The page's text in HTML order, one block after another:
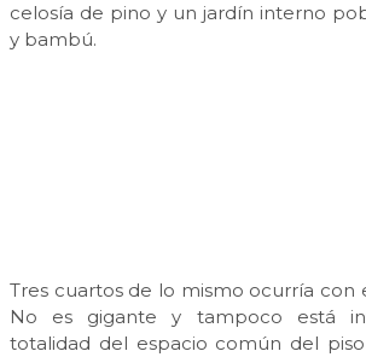
celosía de pino y un jardín interno
y bambú.
Tres cuartos de lo mismo ocurría con
No es gigante y tampoco está
totalidad del espacio común del